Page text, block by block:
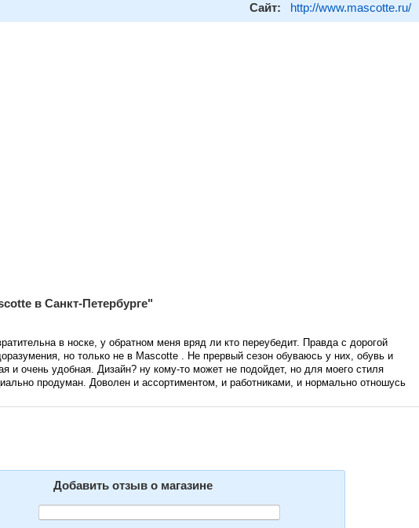
Сайт: http://www.mascotte.ru/
в Санкт-Петербурге"
в носке, у обратном меня вряд ли кто переубедит. Правда с дорогой
но только не в Mascotte . Не прервый сезон обуваюсь у них, обувь и
и очень удобная. Дизайн? ну кому-то может не подойдет, но для моего стиля
продуман. Доволен и ассортиментом, и работниками, и нормально отношусь
Добавить отзыв о магазине